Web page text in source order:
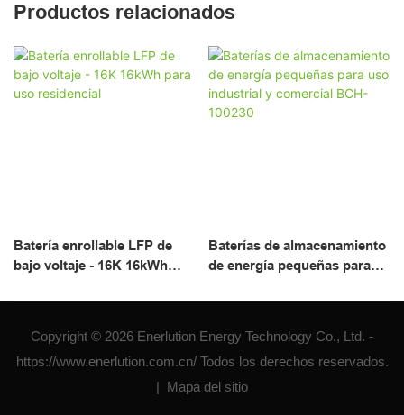
Productos relacionados
Batería enrollable LFP de
bajo voltaje - 16K 16kWh
Baterías de almacenamiento
de energía pequeñas para
BCH-100230
Copyright © 2026 Enerlution Energy Technology Co., Ltd. -
https://www.enerlution.com.cn/ Todos los derechos reservados.
| Mapa del sitio